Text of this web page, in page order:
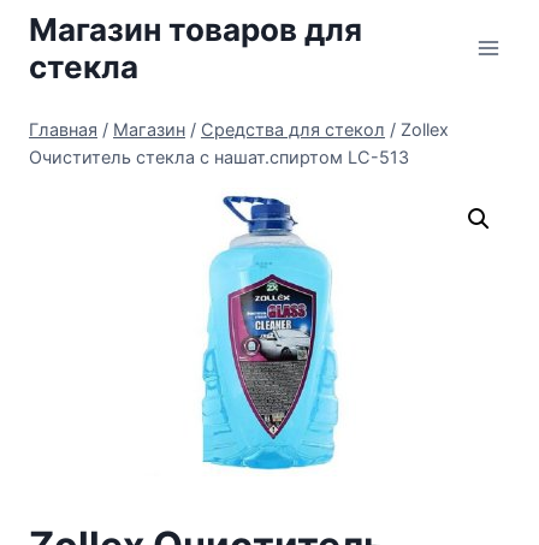
Перейти
содержимому
Магазин товаров для
стекла
Главная / Магазин / Средства для стекол / Zollex
Очиститель стекла с нашат.спиртом LC-513